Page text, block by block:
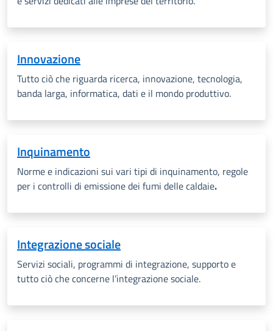
Innovazione
Tutto ciò che riguarda ricerca, innovazione, tecnologia,
banda larga, informatica, dati e il mondo produttivo.
Inquinamento
Norme e indicazioni sui vari tipi di inquinamento, regole
per i controlli di emissione dei fumi delle caldaie.
Integrazione sociale
Servizi sociali, programmi di integrazione, supporto e
tutto ciò che concerne l’integrazione sociale.